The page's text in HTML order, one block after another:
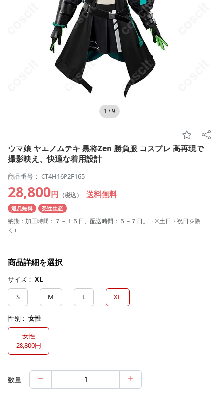
1 /9
ウマ娘 ヤエノムテキ 黒将Zen 勝負服 コスプレ 高再現で
撮影映え、快適な着用設計
商品番号： CT4H16P2F165
28,800円 （税込） 送料無料
返品無料 受注生産
納期：加工時間：７－１５日、配送時間：５－７日。（※土日・祝日を除
く）
商品詳細を選択
サイズ： XL
S
M L XL
性别： 女性
女性
28,800円
数量